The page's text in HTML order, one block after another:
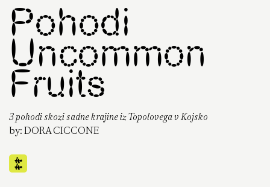
Pohodi
Uncommon
Fruits
3 pohodi skozi sadne krajine iz Topolovega v Kojsko
by:DORA CICCONE